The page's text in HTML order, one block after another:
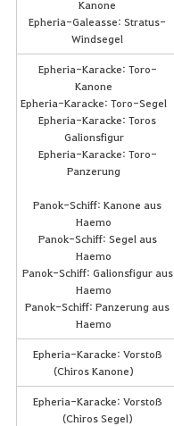
Kanone
Epheria-Galeasse: Stratus-
Windsegel
Epheria-Karacke: Toro-
Kanone
Epheria-Karacke: Toro-Segel
Epheria-Karacke: Toros
Galionsfigur
Epheria-Karacke: Toro-
Panzerung
Panok-Schiff: Kanone aus
Haemo
Panok-Schiff: Segel aus
Haemo
Panok-Schiff: Galionsfigur aus
Haemo
Panok-Schiff: Panzerung aus
Haemo
Epheria-Karacke: Vorstoß
(Chiros Kanone)
Epheria-Karacke: Vorstoß
(Chiros Segel)